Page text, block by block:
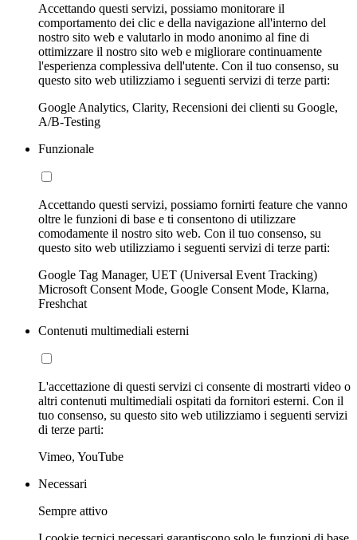
Accettando questi servizi, possiamo monitorare il
comportamento dei clic e della navigazione all'interno del
nostro sito web e valutarlo in modo anonimo al fine di
ottimizzare il nostro sito web e migliorare continuamente
l'esperienza complessiva dell'utente. Con il tuo consenso, su
questo sito web utilizziamo i seguenti servizi di terze parti:
Google Analytics, Clarity, Recensioni dei clienti su Google,
A/B-Testing
Funzionale
Accettando questi servizi, possiamo fornirti feature che vanno
oltre le funzioni di base e ti consentono di utilizzare
comodamente il nostro sito web. Con il tuo consenso, su
questo sito web utilizziamo i seguenti servizi di terze parti:
Google Tag Manager, UET (Universal Event Tracking)
Microsoft Consent Mode, Google Consent Mode, Klarna,
Freshchat
Contenuti multimediali esterni
L'accettazione di questi servizi ci consente di mostrarti video o
altri contenuti multimediali ospitati da fornitori esterni. Con il
tuo consenso, su questo sito web utilizziamo i seguenti servizi
di terze parti:
Vimeo, YouTube
Necessari
Sempre attivo